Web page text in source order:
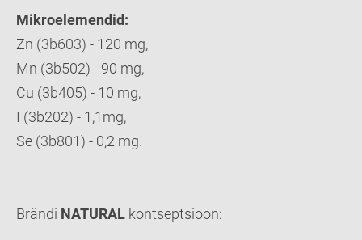
Mikroelemendid:
Zn (3b603) - 120 mg,
Mn (3b502) - 90 mg,
Cu (3b405) - 10 mg,
I (3b202) - 1,1mg,
Se (3b801) - 0,2 mg.
Brändi NATURAL kontseptsioon: